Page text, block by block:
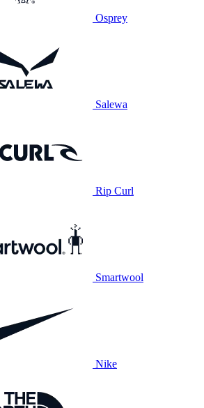
Osprey
Salewa
Rip Curl
Smartwool
Nike